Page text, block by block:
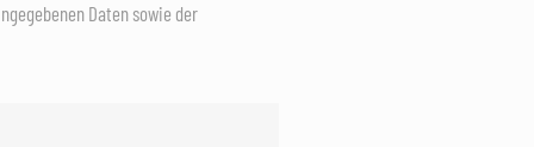
Daten sowie der